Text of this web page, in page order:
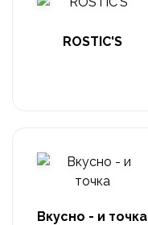
ROSTIC'S
Вкусно - и точка